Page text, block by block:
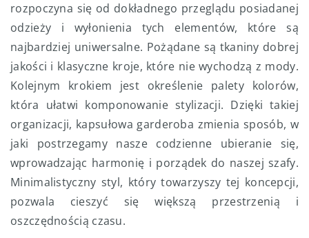
rozpoczyna się od dokładnego przeglądu posiadanej
odzieży i wyłonienia tych elementów, które są
najbardziej uniwersalne. Pożądane są tkaniny dobrej
jakości i klasyczne kroje, które nie wychodzą z mody.
Kolejnym krokiem jest określenie palety kolorów,
która ułatwi komponowanie stylizacji. Dzięki takiej
organizacji, kapsułowa garderoba zmienia sposób, w
jaki postrzegamy nasze codzienne ubieranie się,
wprowadzając harmonię i porządek do naszej szafy.
Minimalistyczny styl, który towarzyszy tej koncepcji,
pozwala cieszyć się większą przestrzenią i
oszczędnością czasu.